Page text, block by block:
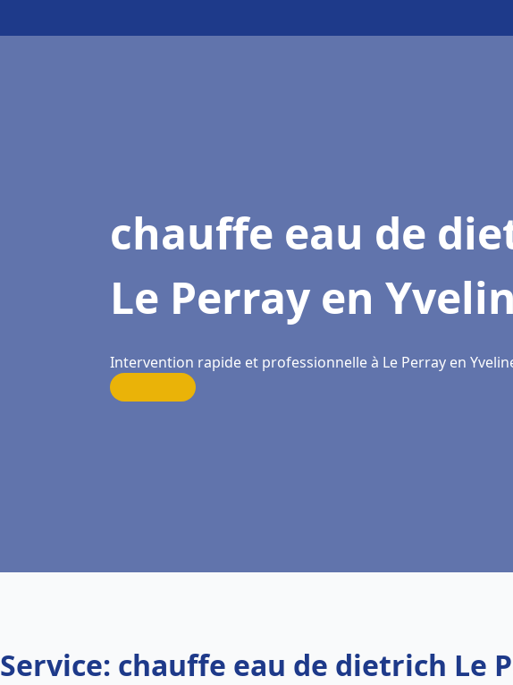
chauffe eau de
Le Perray en
Intervention rapide et professionnelle à Le Perray en
Service: chauffe eau de dietrich Le